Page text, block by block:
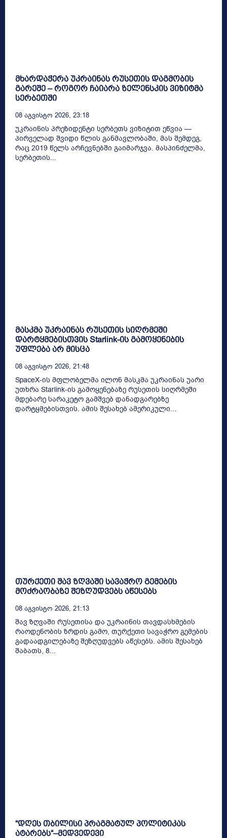
მხარდაჭერა უკრაინას რუსეთის დაგმობის
გარეშე – როგორ ჩაიარა ზელენსკის ვიზიტმა
სერბეთში
08 Აგვისტო 2026, 23:18
უკრაინის პრეზიდენტი სერბეთს ვიზიტით ეწვია —
პირველად შვიდი წლის განმავლობაში, მას შემდეგ,
რაც 2019 წელს არჩევნებში გაიმარჯვა. მასპინძელმა,
სერბეთის...
მასკმა უკრაინას რუსეთის სიღრმეში
დარტყმებისთვის Starlink-ის გამოყენების
უფლება არ მისცა
08 Აგვისტო 2026, 21:48
SpaceX-ის მფლობელმა ილონ მასკმა უკრაინას უარი
უთხრა Starlink-ის გამოყენებაზე რუსეთის სიღრმეში
მდებარე სარაკეტო გამშვებ დანადგარებზე
დარტყმებისთვის. ამის შესახებ ამერიკული...
თურქეთი შავ ზღვაში სავაჭრო გემების
მოძრაობაზე შეზღუდვებს აწესებს
08 Აგვისტო 2026, 21:13
შავ ზღვაში რუსეთისა და უკრაინის თავდასხმების
რაოდენობის ზრდის გამო, თურქეთი სავაჭრო გემების
გადაადგილებაზე შეზღუდვებს აწესებს. ამის შესახებ
შაბათს, 8...
“დღეს თბილისი პრაგმატულ პოლიტიკას
ატარებს“–მედვედევი